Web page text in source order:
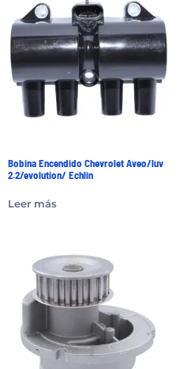
Bobina Encendido Chevrolet Aveo/luv
2.2/evolution/ Echlin
Leer más